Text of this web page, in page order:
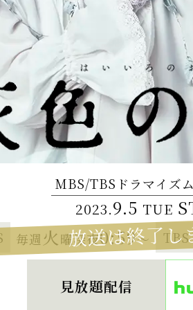
MBS/TBSドラマイズ
2023.9.5 TUE
毎週 火曜深夜0:59～ TBS
見放題配信